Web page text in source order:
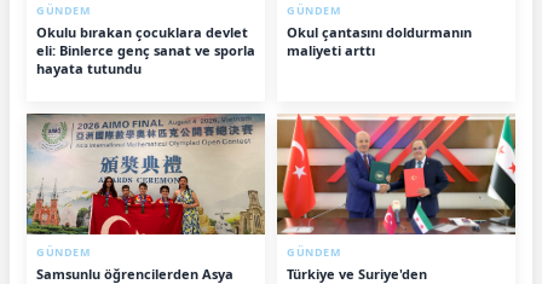
GÜNDEM
Okulu bırakan çocuklara devlet
eli: Binlerce genç sanat ve sporla
hayata tutundu
GÜNDEM
Okul çantasını doldurmanın
maliyeti arttı
GÜNDEM
Samsunlu öğrencilerden Asya
GÜNDEM
Türkiye ve Suriye'den